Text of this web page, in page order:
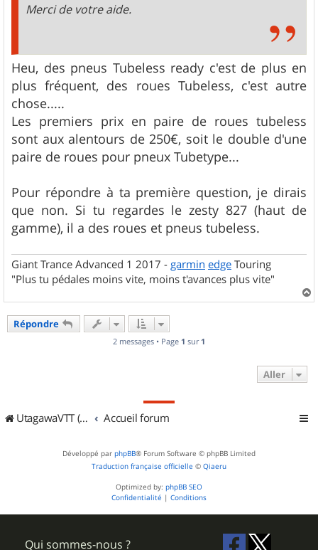
Merci de votre aide.
Heu, des pneus Tubeless ready c'est de plus en
plus fréquent, des roues Tubeless, c'est autre
chose.....
Les premiers prix en paire de roues tubeless
sont aux alentours de 250€, soit le double d'une
paire de roues pour pneux Tubetype...
Pour répondre à ta première question, je dirais
que non. Si tu regardes le zesty 827 (haut de
gamme), il a des roues et pneus tubeless.
Giant Trance Advanced 1 2017 - garmin edge Touring
"Plus tu pédales moins vite, moins t'avances plus vite"
a
Répondre
2 messages • Page 1 sur 1
Aller
UtagawaVTT (Randos VTT et VTTAE avec traces GPS) Accueil forum
Développé par phpBB® Forum Software © phpBB Limited
Traduction française officielle © Qiaeru
Optimized by: phpBB SEO
Confidentialité | Conditions
Qui sommes-nous ?